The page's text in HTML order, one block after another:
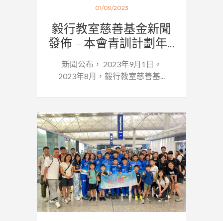
01/09/2023
毅行教室慈善基金新聞
發佈 – 本會青訓計劃年...
新聞公布， 2023年9月1日。
2023年8月，毅行教室慈善基...